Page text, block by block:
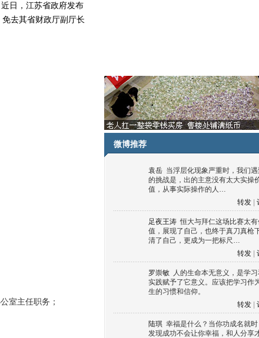
日，江苏省政府发布
去其省财政厅副厅长
室主任职务；
微博推荐
袁岳 当浮层化现象严重时，我们遇
的挑战是，出的主意没有太大实操
值，从事实际操作的人…
转发
足夜王涛 恒大与拜仁这场比赛太
值，展现了自己，也终于真刀真枪
清了自己，更成为一把标尺…
转发
罗崇敏 人的生命本无意义，是学习
实践赋予了它意义。应该把学习作
生的习惯和信仰。
转发
陆琪 幸福是什么？当你功成名就时
发现成功不会让你幸福，和人分享